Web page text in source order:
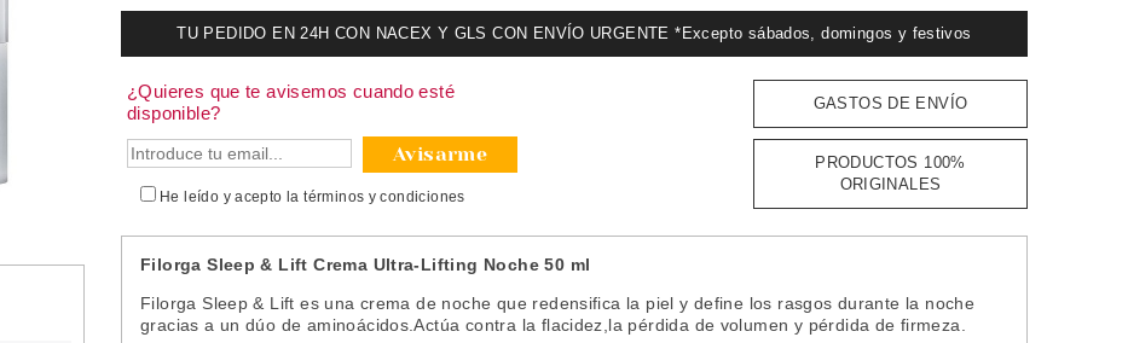
TU PEDIDO EN 24H CON NACEX Y GLS CON ENVÍO URGENTE *Excepto sábados, domingos y festivos
¿Quieres que te avisemos cuando esté
disponible?
Avisarme
He leído y acepto latérminos y condiciones
GASTOS DE ENVÍO
PRODUCTOS 100%
ORIGINALES
Filorga Sleep & Lift Crema Ultra-Lifting Noche 50 ml
Filorga Sleep & Lift es una crema de noche que redensifica la piel y define los rasgos durante la noche
gracias a un dúo de aminoácidos.Actúa contra la flacidez,la pérdida de volumen y pérdida de firmeza.